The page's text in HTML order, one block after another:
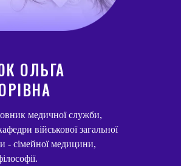
ОЛЬГА
медичної служби,
військової загальної
- сімейної медицини,